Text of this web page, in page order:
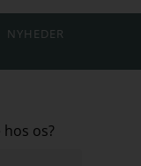
NYHEDER
os?